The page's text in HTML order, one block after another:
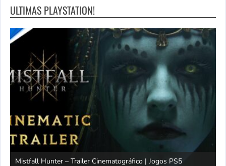
ULTIMAS PLAYSTATION!
Mistfall Hunter – Trailer Cinematográfico | Jogos PS5